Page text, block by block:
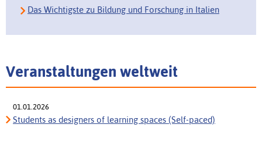
Das Wichtigste zu Bildung und Forschung in Italien
Veranstaltungen weltweit
01.01.2026
Students as designers of learning spaces (Self-paced)